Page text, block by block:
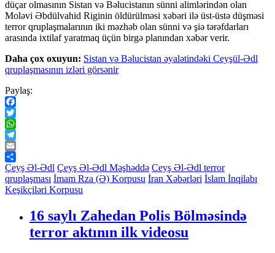
düçar olmasının Sistan və Bəlucistanın sünni alimlərindən olan
Moləvi Əbdülvahid Riginin öldürülməsi xəbəri ilə üst-üstə düşməsi
terror qruplaşmalarının iki məzhəb olan sünni və şiə tərəfdarları
arasında ixtilaf yaratmaq üçün birgə planından xəbər verir.
Daha çox oxuyun: Sistan və Bəlucistan əyalətindəki Ceyşül-Ədl
qruplaşmasının izləri görsənir
Paylaş:
Facebook
Twitter
WhatsApp
Telegram
Email
Share
Çeyş Əl-Ədl Çeyş Əl-Ədl Məşhəddə Ceyş Əl-Ədl terror
qruplaşması İmam Rza (Ə) Korpusu İran Xəbərləri İslam İnqilabı
Keşikçiləri Korpusu
16 saylı Zahedan Polis Bölməsində
terror aktının ilk videosu